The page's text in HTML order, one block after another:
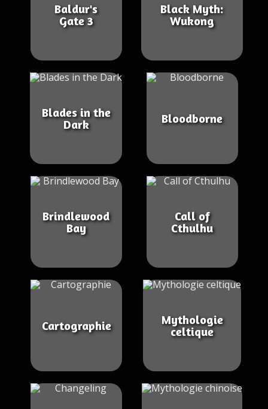
Baldur's
Gate 3
Black Myth:
Wukong
Blades in the
Dark
Bloodborne
Brindlewood
Bay
Call of
Cthulhu
Cartographie
Mythologie
celtique